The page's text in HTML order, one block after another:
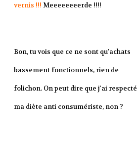
vernis !!! Meeeeeeeerde !!!!
Bon, tu vois que ce ne sont qu'achats
bassement fonctionnels, rien de
folichon. On peut dire que j'ai respecté
ma diète anti consumériste, non ?